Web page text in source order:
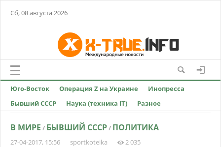
Сб, 08 августа 2026
Юго-Восток Операция Z на Украине
Инопресса
Бывший СССР
Наука (техника IT) Разное
В МИРЕ / БЫВШИЙ СССР/ ПОЛИТИКА
27-04-2017, 15:56 sportkoteika
2 035